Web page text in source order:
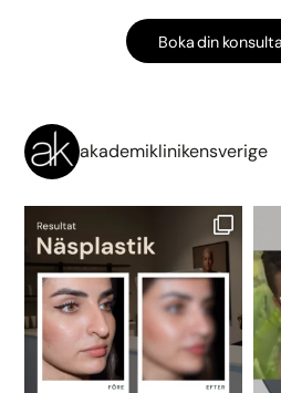
Boka din
akademiklinikensverige